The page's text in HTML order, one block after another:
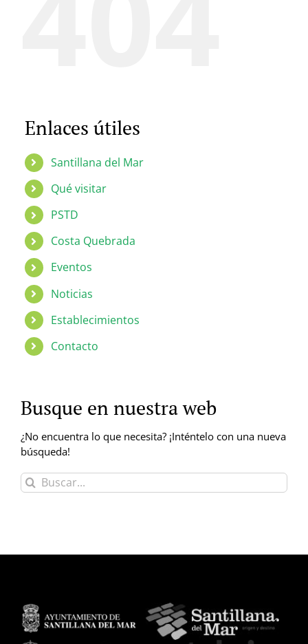
Enlaces útiles
Santillana del Mar
Qué visitar
PSTD
Costa Quebrada
Eventos
Noticias
Establecimientos
Contacto
Busque en nuestra web
¿No encuentra lo que necesita? ¡Inténtelo con una nueva
búsqueda!
Buscar: